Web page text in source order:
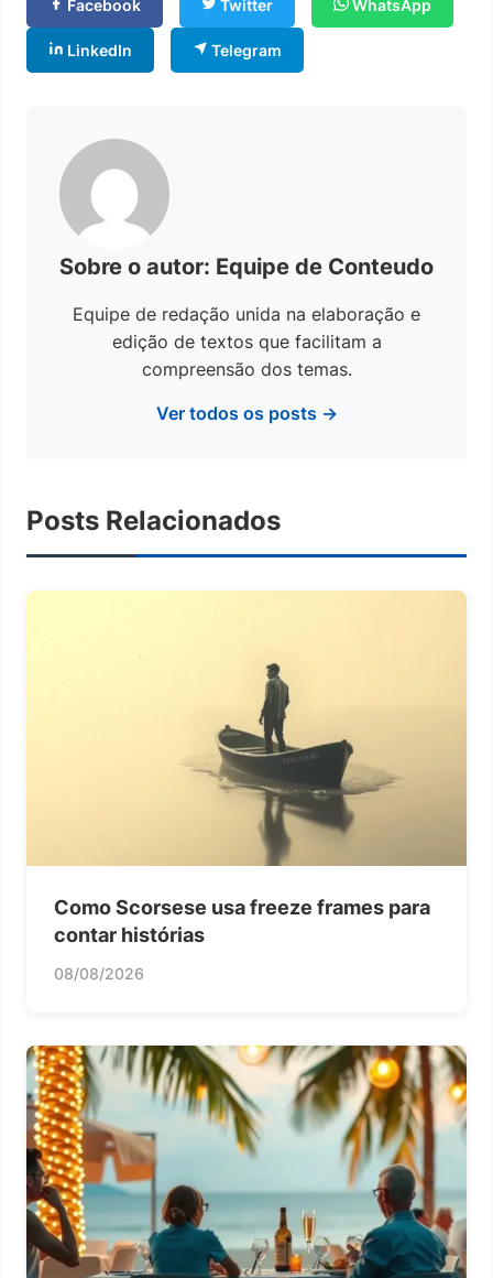
Facebook Twitter WhatsApp
LinkedIn Telegram
Sobre o autor: Equipe de Conteudo
Equipe de redação unida na elaboração e
edição de textos que facilitam a
compreensão dos temas.
Ver todos os posts →
Posts Relacionados
Como Scorsese usa freeze frames para
contar histórias
08/08/2026